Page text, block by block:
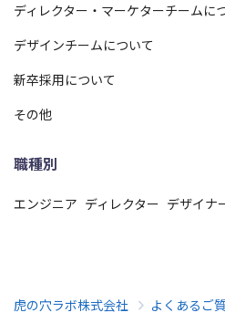
ディレクター・マーケターチームに
デザインチームについて
新卒採用について
その他
職種別
エンジニア ディレクター デザイナ
虎の穴ラボ株式会社 よくあるご